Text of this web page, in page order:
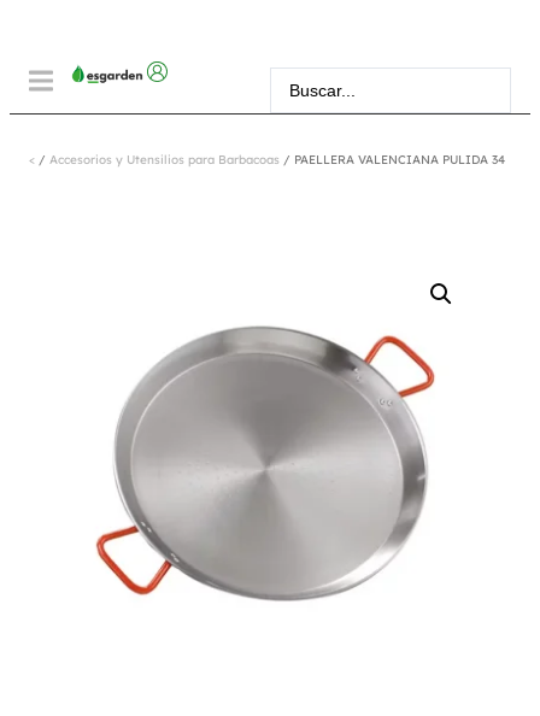
< / Accesorios y Utensilios para Barbacoas / PAELLERA VALENCIANA PULIDA 34